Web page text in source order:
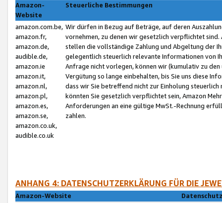
Amazon-
Website
Steuerliche Bestimmungen
amazon.com.be,
amazon.fr,
amazon.de,
audible.de,
amazon.ie
amazon.it,
amazon.nl,
amazon.pl,
amazon.es,
amazon.se,
amazon.co.uk,
audible.co.uk
Wir dürfen in Bezug auf Beträge, auf deren
vornehmen, zu denen wir gesetzlich verpflichtet
stellen die vollständige Zahlung und Abgeltung der
gelegentlich steuerlich relevante Informationen von
Anfrage nicht vorlegen, können wir (kumulativ zu
Vergütung so lange einbehalten, bis Sie uns diese
dass wir Sie betreffend nicht zur Einholung
könnten Sie gesetzlich verpflichtet sein, Amazon
Anforderungen an eine gültige MwSt.-Rechnung
zahlen.
ANHANG 4: DATENSCHUTZERKLÄRUNG FÜR DIE
Amazon-Website